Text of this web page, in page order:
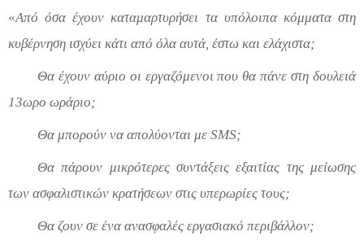
«Από όσα έχουν καταμαρτυρήσει τα υπόλοιπα κόμματα στη
κυβέρνηση ισχύει κάτι από όλα αυτά, έστω και ελάχιστα;
Θα έχουν αύριο οι εργαζόμενοι που θα πάνε στη δουλειά
13ωρο ωράριο;
Θα μπορούν να απολύονται με SMS;
Θα πάρουν μικρότερες συντάξεις εξαιτίας της μείωσης
των ασφαλιστικών κρατήσεων στις υπερωρίες τους;
Θα ζουν σε ένα ανασφαλές εργασιακό περιβάλλον;